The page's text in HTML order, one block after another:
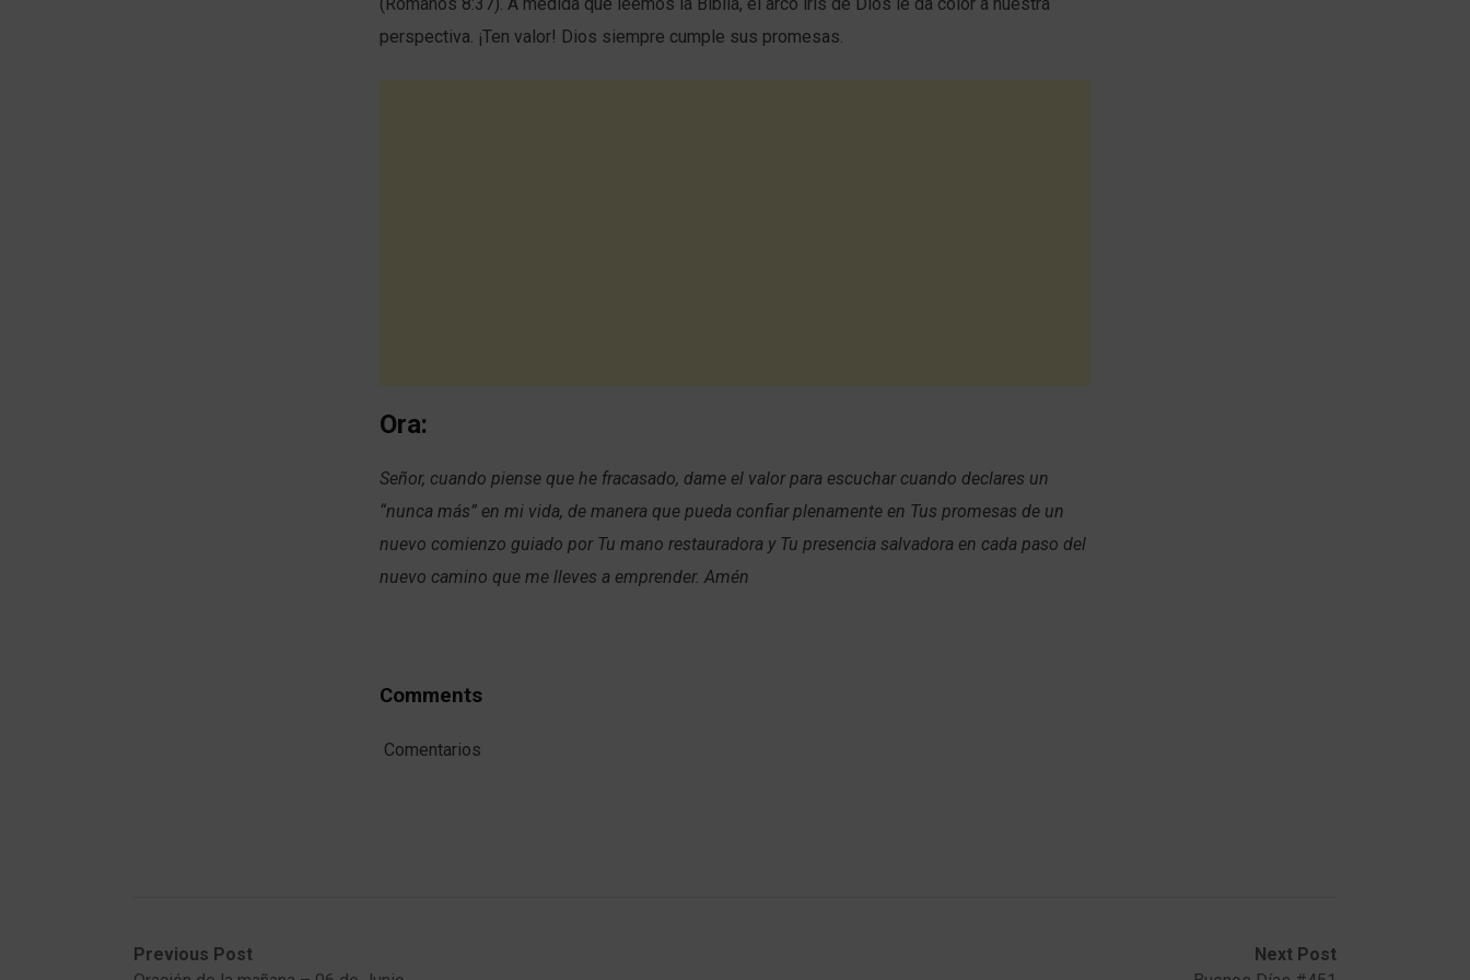
perspectiva. ¡Ten valor! Dios siempre cumple sus promesas.
Ora:
Señor, cuando piense que he fracasado, dame el valor para escuchar cuando declares un
“nunca más” en mi vida, de manera que pueda confiar plenamente en Tus promesas de un
nuevo comienzo guiado por Tu mano restauradora y Tu presencia salvadora en cada paso del
nuevo camino que me lleves a emprender. Amén
Comments
Comentarios
Previous Post Next Post